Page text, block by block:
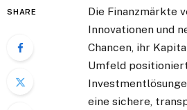
SHARE
Die Finanzmärkte
Innovationen und
Chancen, ihr
Umfeld
eine sichere,